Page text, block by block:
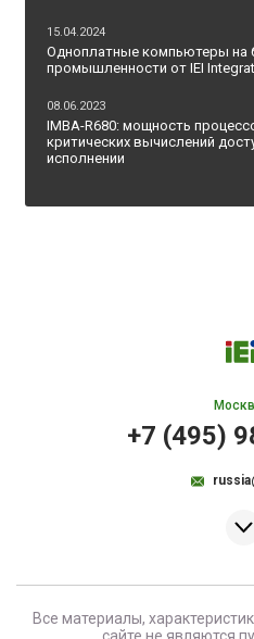
15.04.2024
Одноплатные компьютеры на
промышленности от IEI
08.06.2023
IMBA-R680: мощность
критических вычислений
исполнении
+7 (495)
Все материалы,